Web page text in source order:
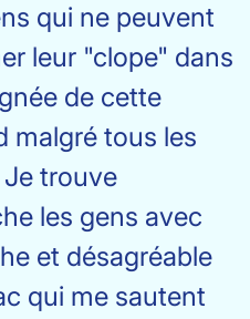
qui ne peuvent
leur "clope" dans
de cette
malgré tous les
trouve
les gens avec
et désagréable
qui me sautent